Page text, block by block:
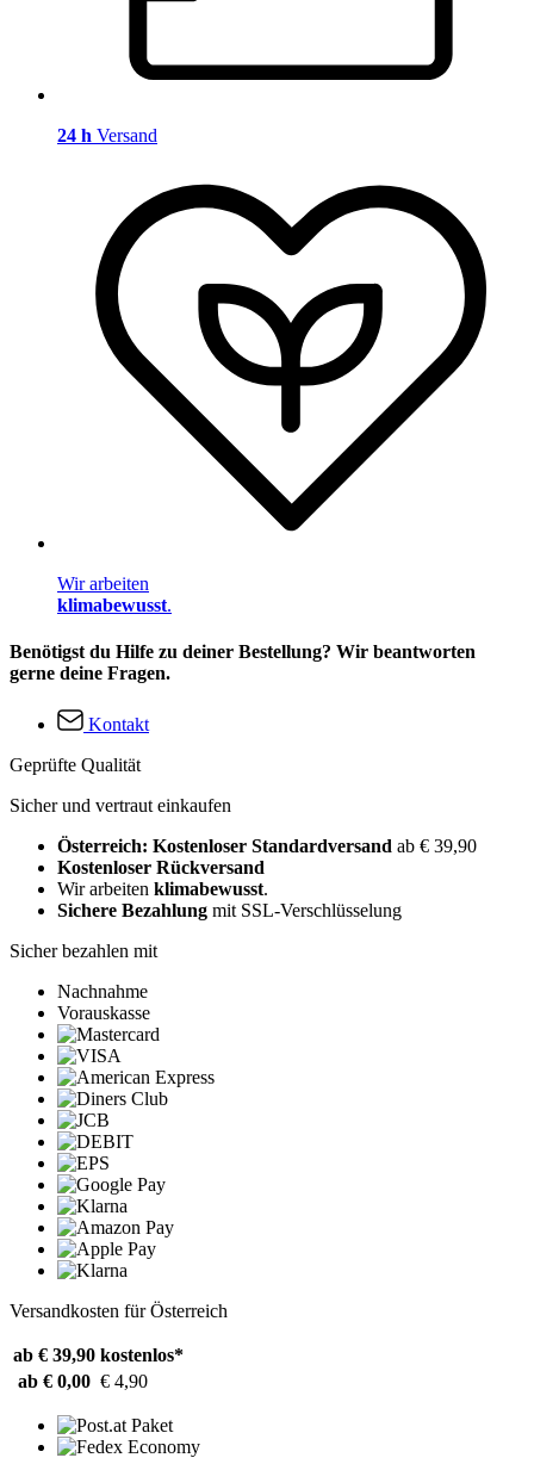
24 h Versand
Wir arbeiten
klimabewusst.
Benötigst du Hilfe zu deiner Bestellung? Wir beantworten
gerne deine Fragen.
Kontakt
Geprüfte Qualität
Sicher und vertraut einkaufen
Österreich: Kostenloser Standardversand ab € 39,90
Kostenloser Rückversand
Wir arbeiten klimabewusst.
Sichere Bezahlung mit SSL-Verschlüsselung
Sicher bezahlen mit
Nachnahme
Vorauskasse
Versandkosten für Österreich
ab € 39,90 kostenlos*
ab € 0,00 € 4,90